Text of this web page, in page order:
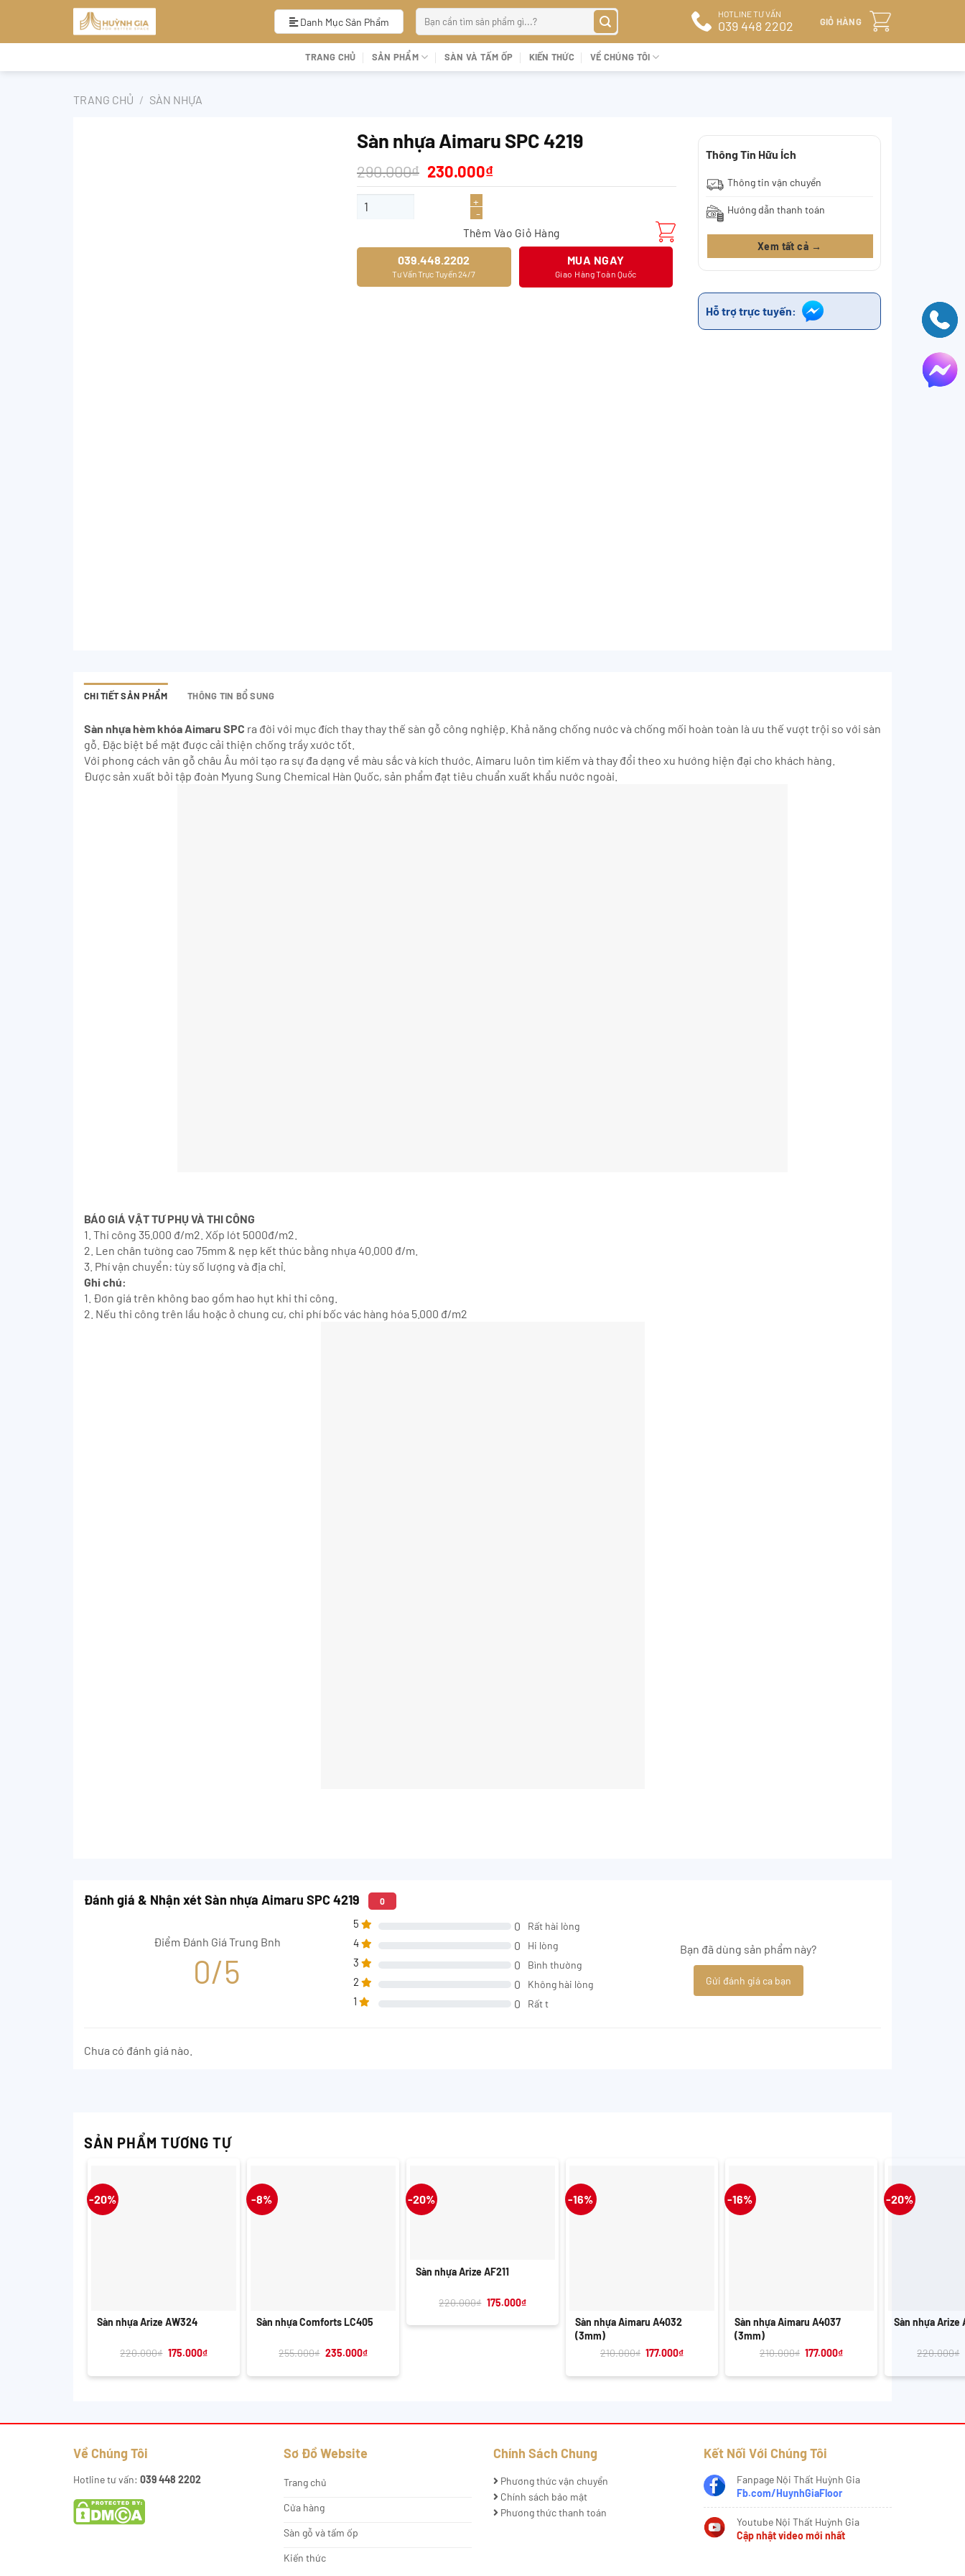
Danh Mục Sản Phẩm
kiếm:
HOTLINE TƯ VẤN
039 448 2202 GIỎ HÀNG
TRANG CHỦ SẢN PHẨM SÀN VÀ TẤM ỐP KIẾN THỨC VỀ CHÚNG TÔI
TRANG CHỦ / SÀN NHỰA
Sàn nhựa Aimaru SPC 4219
290.000₫ Giá
gốc
290.000₫.
230.000₫Giá
hiện
Sàn nhựa Aimaru SPC 4219 số lượng
Thêm Vào Giỏ Hàng
039.448.2202
Tư Vấn Trực Tuyến 24/7
MUA NGAY
Giao Hàng Toàn Quốc
Thông Tin Hữu Ích
Thông tin vận chuyển
Hướng dẫn thanh toán
Xem tất cả →
Hỗ trợ trực tuyến:
CHI TIẾT SẢN PHẨM THÔNG TIN BỔ SUNG
Sàn nhựa hèm khóa Aimaru SPC ra đời với mục đích thay thay thế sàn gỗ công nghiệp. Khả năng chống nước và chống mối hoàn toàn là ưu thế vượt trội so với sàn
gỗ. Đặc biệt bề mặt được cải thiện chống trầy xước tốt.
Với phong cách vân gỗ châu Âu mới tạo ra sự đa dạng về màu sắc và kích thước. Aimaru luôn tìm kiếm và thay đổi theo xu hướng hiện đại cho khách hàng.
Được sản xuất bởi tập đoàn Myung Sung Chemical Hàn Quốc, sản phẩm đạt tiêu chuẩn xuất khẩu nước ngoài.
BÁO GIÁ VẬT TƯ PHỤ VÀ THI CÔNG
1. Thi công 35.000 đ/m2. Xốp lót 5000đ/m2.
2. Len chân tường cao 75mm & nẹp kết thúc bằng nhựa 40.000 đ/m.
3. Phí vận chuyển: tùy số lượng và địa chỉ.
Ghi chú:
1. Đơn giá trên không bao gồm hao hụt khi thi công.
2. Nếu thi công trên lầu hoặc ở chung cư, chi phí bốc vác hàng hóa 5.000 đ/m2
Đánh giá & Nhận xét Sàn nhựa Aimaru SPC 4219 0
Điểm Đánh Giá Trung Bnh
0/5
5 0 Rất hài lòng
4 0 Hi lòng
3 0 Bình thường
2 0 Không hài lòng
1 0 Rất t
Bạn đã dùng sản phẩm này?
Gửi đánh giá ca bạn
Chưa có đánh giá nào.
SẢN PHẨM TƯƠNG TỰ
-20%
Sàn nhựa Arize AW324
220.000₫ Giá
175.000₫Giá
-8%
Sàn nhựa Comforts LC405
255.000₫ Giá
235.000₫Giá
-20%
Sàn nhựa Arize AF211
220.000₫ Giá
175.000₫Giá
-16%
Sàn nhựa Aimaru A4032
(3mm)
210.000₫ Giá
177.000₫Giá
-16%
Sàn nhựa Aimaru A4037
(3mm)
210.000₫ Giá
177.000₫Giá
-20%
Sàn nhựa Arize
220.000₫
Về Chúng Tôi
Hotline tư vấn: 039 448 2202
Sơ Đồ Website
Trang chủ
Cửa hàng
Sàn gỗ và tấm ốp
Kiến thức
Chính Sách Chung
Phương thức vận chuyển
Chính sách bảo mật
Phương thức thanh toán
Kết Nối Với Chúng Tôi
Fanpage Nội Thất Huỳnh Gia
Fb.com/HuynhGiaFloor
Youtube Nội Thất Huỳnh Gia
Cập nhật video mới nhất